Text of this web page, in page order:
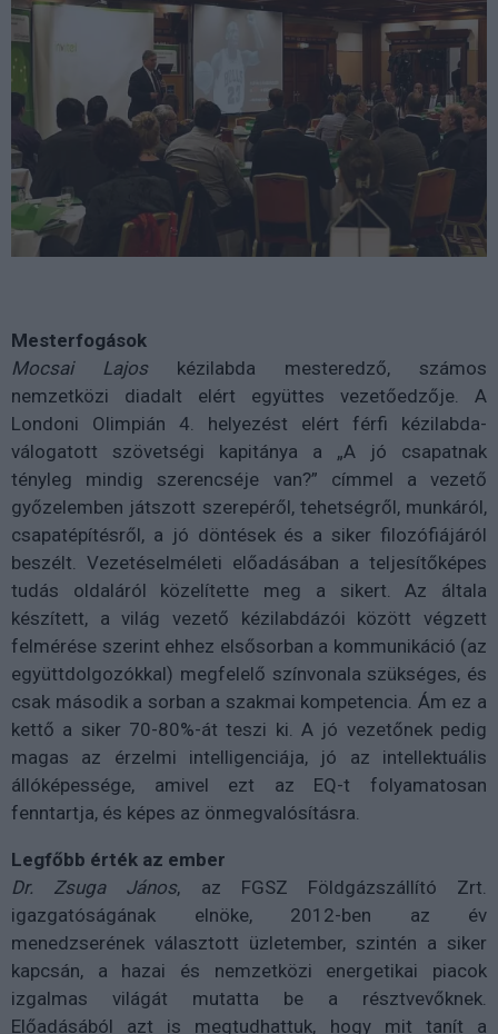
Mesterfogások
Mocsai Lajoskézilabda mesteredző, számos
nemzetközi diadalt elért együttes vezetőedzője. A
Londoni Olimpián 4. helyezést elért férfi kézilabda-
válogatott szövetségi kapitánya a „A jó csapatnak
tényleg mindig szerencséje van?” címmel a vezető
győzelemben játszott szerepéről, tehetségről, munkáról,
csapatépítésről, a jó döntések és a siker filozófiájáról
beszélt. Vezetéselméleti előadásában a teljesítőképes
tudás oldaláról közelítette meg a sikert. Az általa
készített, a világ vezető kézilabdázói között végzett
felmérése szerint ehhez elsősorban a kommunikáció (az
együttdolgozókkal) megfelelő színvonala szükséges, és
csak második a sorban a szakmai kompetencia. Ám ez a
kettő a siker 70-80%-át teszi ki. A jó vezetőnek pedig
magas az érzelmi intelligenciája, jó az intellektuális
állóképessége, amivel ezt az EQ-t folyamatosan
fenntartja, és képes az önmegvalósításra.
Legfőbb érték az ember
Dr. Zsuga János, az FGSZ Földgázszállító Zrt.
igazgatóságának elnöke, 2012-ben az év
menedzserének választott üzletember, szintén a siker
kapcsán, a hazai és nemzetközi energetikai piacok
izgalmas világát mutatta be a résztvevőknek.
Előadásából azt is megtudhattuk, hogy mit tanít a